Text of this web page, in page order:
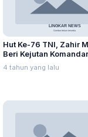
Hut Ke-76 TNI, Zahir
Beri Kejutan
0718
4 tahun yang lalu